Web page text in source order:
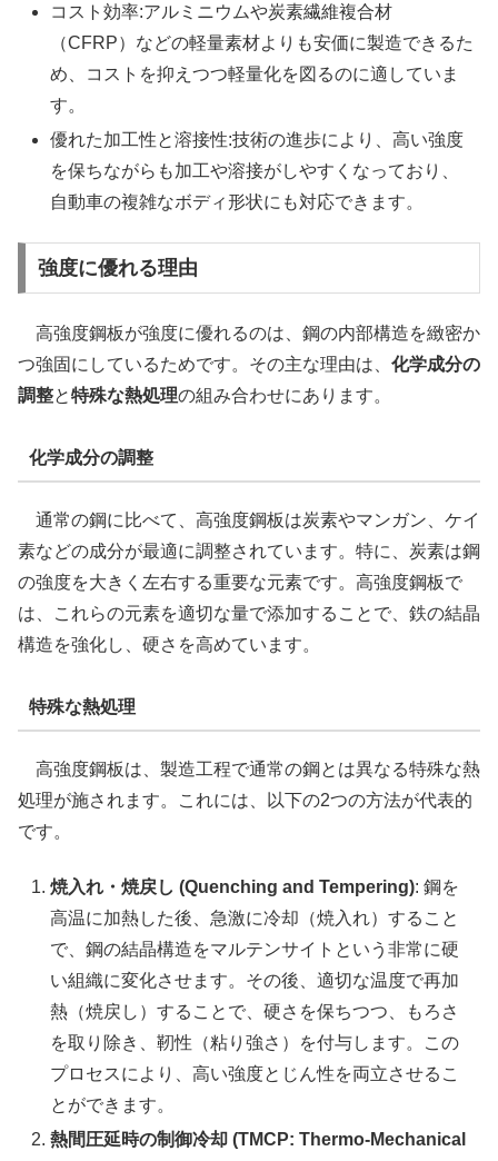
コスト効率:アルミニウムや炭素繊維複合材
（CFRP）などの軽量素材よりも安価に製造できるた
め、コストを抑えつつ軽量化を図るのに適していま
す。
優れた加工性と溶接性:技術の進歩により、高い強度
を保ちながらも加工や溶接がしやすくなっており、
自動車の複雑なボディ形状にも対応できます。
強度に優れる理由
高強度鋼板が強度に優れるのは、鋼の内部構造を緻密か
つ強固にしているためです。その主な理由は、 化学成分の
調整と特殊な熱処理の組み合わせにあります。
化学成分の調整
通常の鋼に比べて、高強度鋼板は炭素やマンガン、ケイ
素などの成分が最適に調整されています。特に、炭素は鋼
の強度を大きく左右する重要な元素です。高強度鋼板で
は、これらの元素を適切な量で添加することで、鉄の結晶
構造を強化し、硬さを高めています。
特殊な熱処理
高強度鋼板は、製造工程で通常の鋼とは異なる特殊な熱
処理が施されます。これには、以下の2つの方法が代表的
です。
焼入れ・焼戻し (Quenching and Tempering): 鋼を
高温に加熱した後、急激に冷却（焼入れ）すること
で、鋼の結晶構造をマルテンサイトという非常に硬
い組織に変化させます。その後、適切な温度で再加
熱（焼戻し）することで、硬さを保ちつつ、もろさ
を取り除き、靭性（粘り強さ）を付与します。この
プロセスにより、高い強度とじん性を両立させるこ
とができます。
熱間圧延時の制御冷却 (TMCP: Thermo-Mechanical